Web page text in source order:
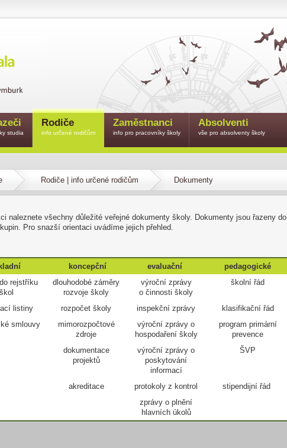
Rodiče | info určené rodičům Dokumenty
naleznete všechny důležité veřejné dokumenty školy. Dokumenty jsou řazeny do
Pro snazší orientaci uvádíme jejich přehled.
koncepční evaluační
pedagogické
rejstříku
škol
dlouhodobé záměry
rozvoje školy
výroční zprávy
o činnosti školy
školní řád
listiny rozpočet školy inspekční zprávy
klasifikační řád
smlouvy
mimorozpočtové
zdroje
výroční zprávy o
hospodaření školy
program primární
prevence
dokumentace
projektů
výroční zprávy o
poskytování
informací
ŠVP
akreditace protokoly z kontrol
stipendijní řád
zprávy o plnění
hlavních úkolů
studia
Rodiče
info určené rodičům
Zaměstnanci
info pro pracovníky školy
Absolventi
vše pro absolventy školy